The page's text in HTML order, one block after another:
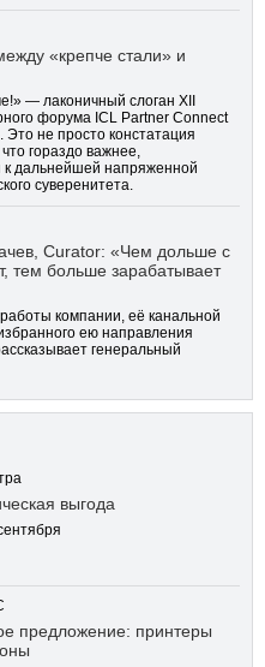
«крепче стали» и
— лаконичный слоган XII
форума ICL Partner Connect
Это не просто констатация
гораздо важнее,
к дальнейшей напряженной
суверенитета.
Curator: «Чем дольше с
тем больше зарабатывает
компании, её канальной
ею направления
генеральный
выгода
предложение: принтеры